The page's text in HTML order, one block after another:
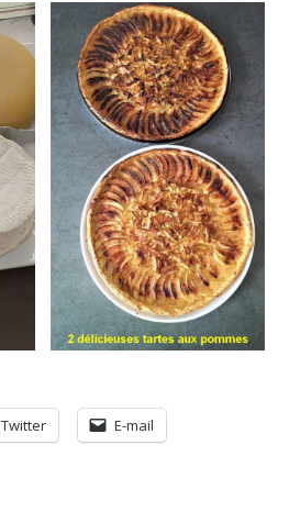
Twitter E-mail